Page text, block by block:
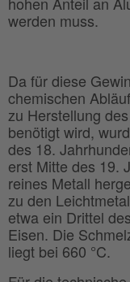
werden muss.
Da für diese
chemischen
zu Herstellung
benötigt wird,
des 18.
erst Mitte des 19.
reines Metall
zu den
etwa ein Drittel
Eisen. Die
liegt bei 660 °C.